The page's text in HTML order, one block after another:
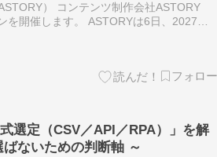
） コンテンツ制作会社ASTORY
を開催します。 ASTORYは6日、2027年
選定（CSV／API／RPA）」を解
ないための判断軸 ～